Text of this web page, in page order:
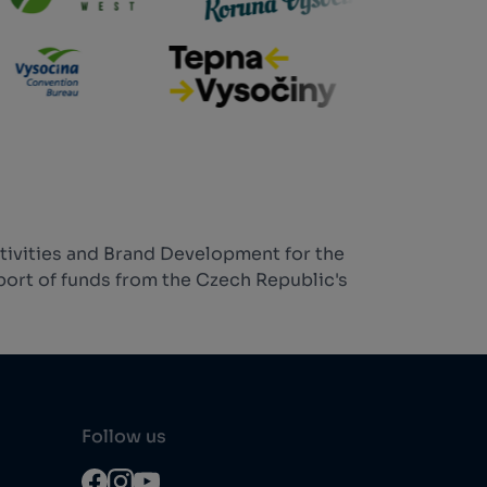
and Brand Development for the
of funds from the Czech Republic's
Follow us